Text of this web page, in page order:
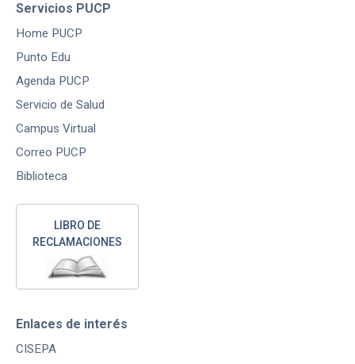
Servicios PUCP
Home PUCP
Punto Edu
Agenda PUCP
Servicio de Salud
Campus Virtual
Correo PUCP
Biblioteca
LIBRO DE
RECLAMACIONES
Enlaces de interés
CISEPA